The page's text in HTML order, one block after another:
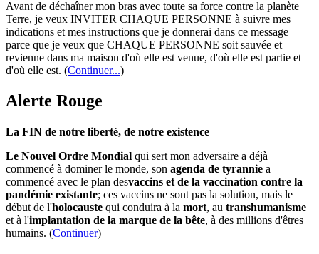
Avant de déchaîner mon bras avec toute sa force contre la planète
Terre, je veux INVITER CHAQUE PERSONNE à suivre mes
indications et mes instructions que je donnerai dans ce message
parce que je veux que CHAQUE PERSONNE soit sauvée et
revienne dans ma maison d'où elle est venue, d'où elle est partie et
d'où elle est. (Continuer...)
Alerte Rouge
La FIN de notre liberté, de notre existence
Le Nouvel Ordre Mondial qui sert mon adversaire a déjà
commencé à dominer le monde, son agenda de tyrannie a
commencé avec le plan desvaccins et de la vaccination contre la
pandémie existante; ces vaccins ne sont pas la solution, mais le
début de l'holocauste qui conduira à la mort, au transhumanisme
et à l'implantation de la marque de la bête, à des millions d'êtres
humains. (Continuer)